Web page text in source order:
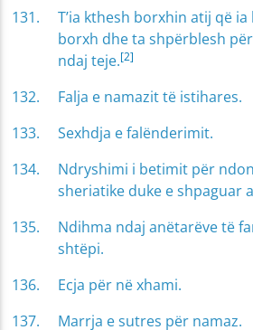
T’ia kthesh borxhin atij që
borxh dhe ta shpërblesh
ndaj teje.[2]
Falja e namazit të istihares.
Sexhdja e falënderimit.
Ndryshimi i betimit për
sheriatike duke e shpaguar
Ndihma ndaj anëtarëve të
shtëpi.
Ecja për në xhami.
Marrja e sutres për namaz.